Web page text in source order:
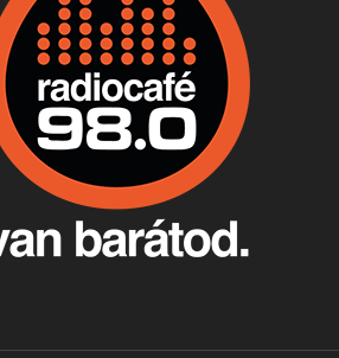
Villány, kékfrankos, Jackfall
Apr 17, 2026 • 00:35:38
Apr 9, 2026 • 00:37:17